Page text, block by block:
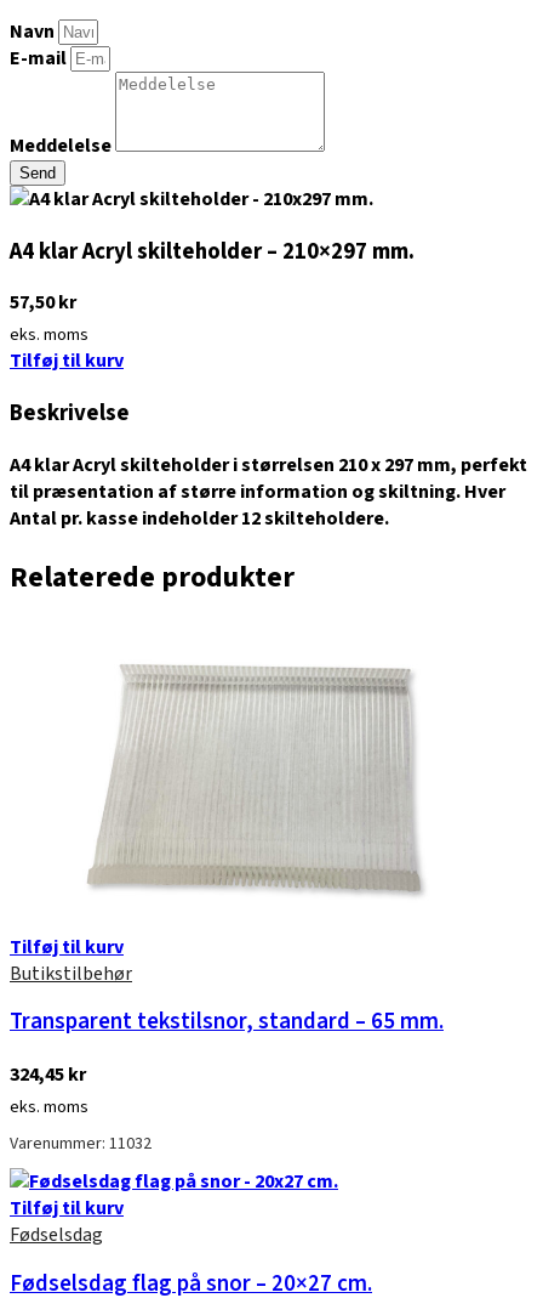
Navn
E-mail
Meddelelse
Send
A4 klar Acryl skilteholder – 210×297 mm.
57,50kr
eks. moms
Tilføj til kurv
Beskrivelse
A4 klar Acryl skilteholder i størrelsen 210 x 297 mm, perfekt
til præsentation af større information og skiltning. Hver
Antal pr. kasse indeholder 12 skilteholdere.
Relaterede produkter
Tilføj til kurv
Butikstilbehør
Transparent tekstilsnor, standard – 65 mm.
324,45kr
eks. moms
Varenummer: 11032
Tilføj til kurv
Fødselsdag
Fødselsdag flag på snor – 20×27 cm.